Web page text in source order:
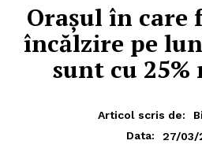
Orașul în care
încălzire pe
sunt cu
Articol scris de:
Data:
27/03/